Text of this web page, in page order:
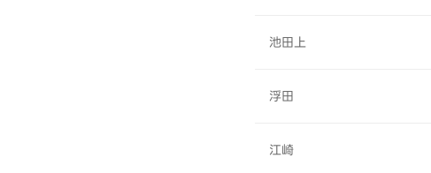
池田上
浮田
江崎